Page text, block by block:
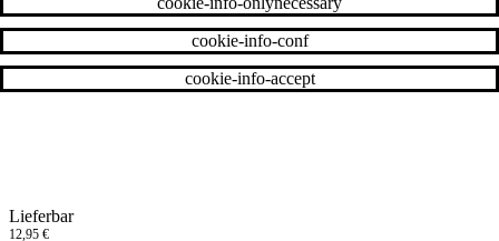
Lieferbar
12,95 €
cookie-info-accept
cookie-info-conf